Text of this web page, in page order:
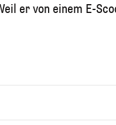
er von einem E-